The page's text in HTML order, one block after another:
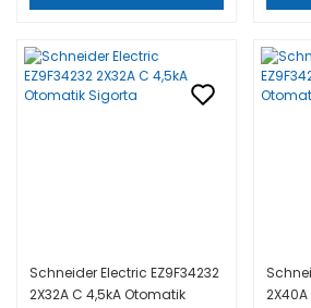
Schneider Electric EZ9F34232
2X32A C 4,5kA Otomatik